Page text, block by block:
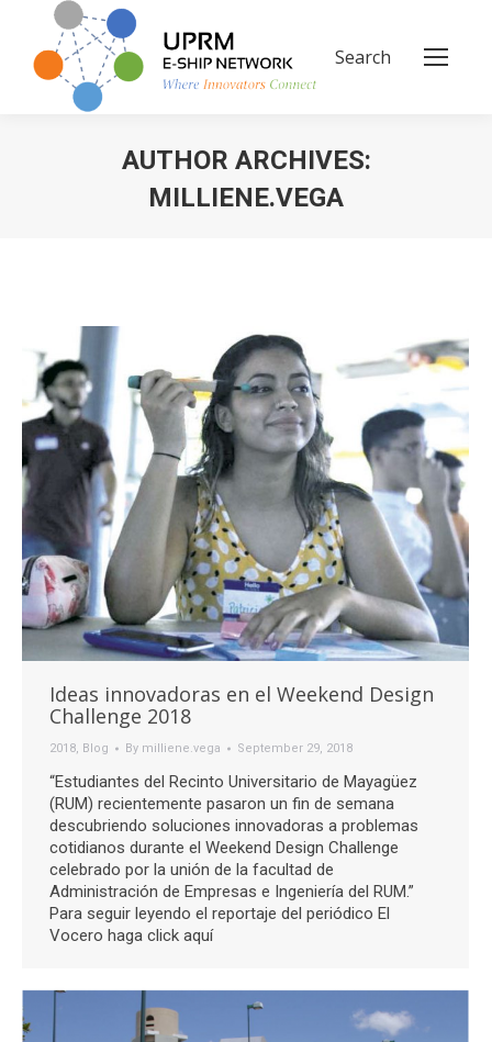
Search:
Search
AUTHOR ARCHIVES:
MILLIENE.VEGA
Ideas innovadoras en el Weekend Design
Challenge 2018
2018, Blog By milliene.vega September 29, 2018
“Estudiantes del Recinto Universitario de Mayagüez
(RUM) recientemente pasaron un fin de semana
descubriendo soluciones innovadoras a problemas
cotidianos durante el Weekend Design Challenge
celebrado por la unión de la facultad de
Administración de Empresas e Ingeniería del RUM.”
Para seguir leyendo el reportaje del periódico El
Vocero haga click aquí